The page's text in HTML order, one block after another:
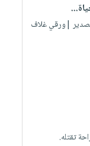
|ورقي غلاف
تقتله.